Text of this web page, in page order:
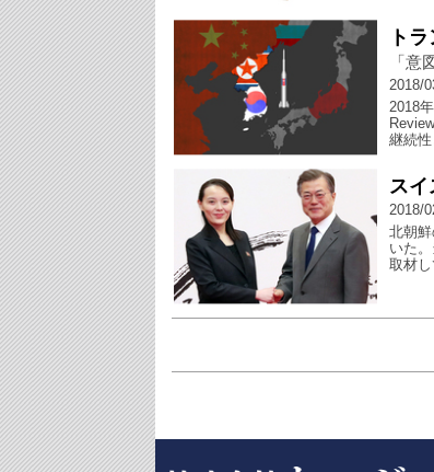
ト
「意
2018/
2018
継続
スイ
2018/
北朝
いた
取材し